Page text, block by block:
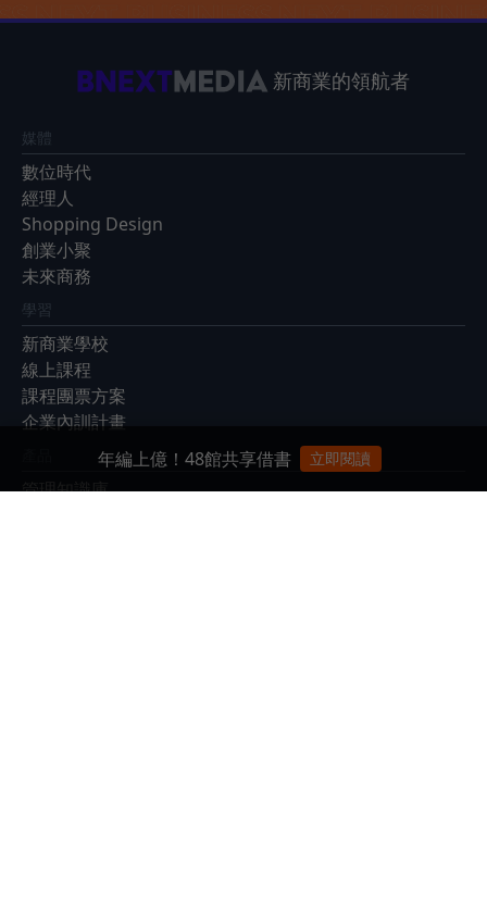
新商業的領航者
媒體
數位時代
經理人
Shopping Design
創業小聚
未來商務
學習
新商業學校
線上課程
課程團票方案
企業內訓計畫
管理知識庫
年編上億！48館共享借書 立即閱讀